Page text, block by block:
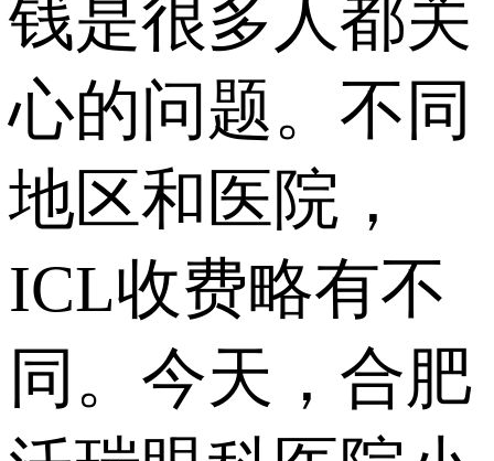
钱是很多人都关
心的问题。不同
地区和医院，
ICL收费略有不
同。今天，合肥